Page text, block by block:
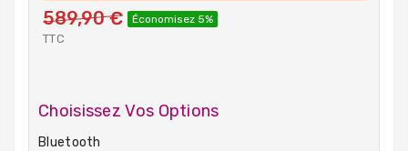
589,90 € Économisez 5%
TTC
Choisissez Vos Options
Bluetooth